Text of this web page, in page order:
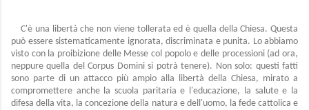
C'è una libertà che non viene tollerata ed è quella della Chiesa. Questa
può essere sistematicamente ignorata, discriminata e punita. Lo abbiamo
visto con la proibizione delle Messe col popolo e delle processioni (ad ora,
neppure quella del Corpus Domini si potrà tenere). Non solo: questi fatti
sono parte di un attacco più ampio alla libertà della Chiesa, mirato a
compromettere anche la scuola paritaria e l'educazione, la salute e la
difesa della vita, la concezione della natura e dell'uomo, la fede cattolica e